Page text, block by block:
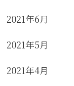
2021年6月
2021年5月
2021年4月